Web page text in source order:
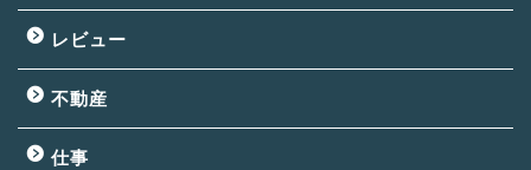
レビュー
不動産
仕事